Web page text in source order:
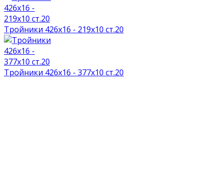
Тройники 426х16 - 219х10 ст.20
Тройники 426х16 - 377х10 ст.20